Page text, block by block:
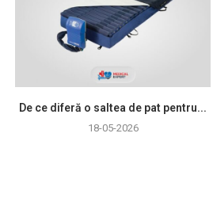
De ce diferă o saltea de pat pentru...
18-05-2026